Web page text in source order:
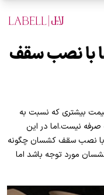
با نصب سقف
بیشتری که نسبت به
نیست.اما در این
با نصب سقف کشسان چگونه
مورد توجه باشد اما